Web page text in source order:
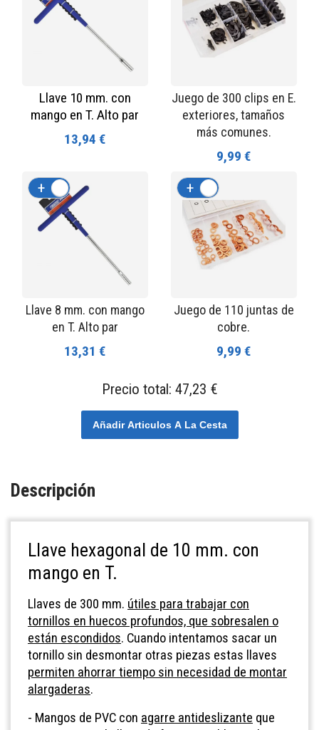
Llave 10 mm. con
mango en T. Alto par
13,94 €
Juego de 300 clips en E.
exteriores, tamaños
más comunes.
9,99 €
Llave 8 mm. con mango
en T. Alto par
13,31 €
+
Juego de 110 juntas de
cobre.
9,99 €
+
Precio total: 47,23 €
Añadir Articulos A La Cesta
Descripción
Llave hexagonal de 10 mm. con
mango en T.
Llaves de 300 mm. útiles para trabajar con
tornillos en huecos profundos, que sobresalen o
están escondidos. Cuando intentamos sacar un
tornillo sin desmontar otras piezas estas llaves
permiten ahorrar tiempo sin necesidad de montar
alargaderas.
- Mangos de PVC con agarre antideslizante que